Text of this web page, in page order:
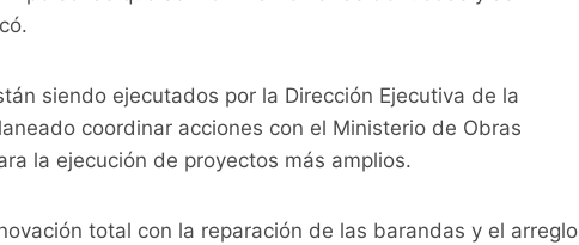
siendo ejecutados por la Dirección Ejecutiva de la
coordinar acciones con el Ministerio de Obras
la ejecución de proyectos más amplios.
total con la reparación de las barandas y el arreglo